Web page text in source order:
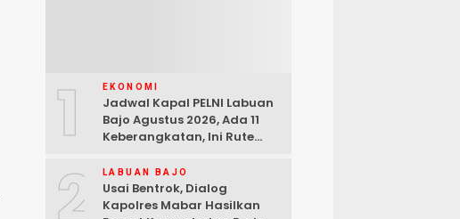
1 EKONOMI
Jadwal Kapal PELNI Labuan
Bajo Agustus 2026, Ada 11
Keberangkatan, Ini Rute
2 LABUAN BAJO
Usai Bentrok, Dialog
Kapolres Mabar Hasilkan